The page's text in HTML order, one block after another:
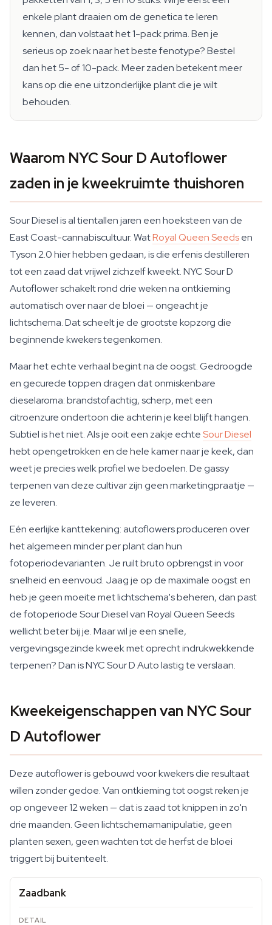
enkele plant draaien om de genetica te leren
kennen, dan volstaat het 1-pack prima. Ben je
serieus op zoek naar het beste fenotype? Bestel
dan het 5- of 10-pack. Meer zaden betekent meer
kans op die ene uitzonderlijke plant die je wilt
behouden.
Waarom NYC Sour D Autoflower
zaden in je kweekruimte thuishoren
Sour Diesel is al tientallen jaren een hoeksteen van de
East Coast-cannabiscultuur. WatRoyal Queen Seedsen
Tyson 2.0 hier hebben gedaan, is die erfenis destilleren
tot een zaad dat vrijwel zichzelf kweekt. NYC Sour D
Autoflower schakelt rond drie weken na ontkieming
automatisch over naar de bloei — ongeacht je
lichtschema. Dat scheelt je de grootste kopzorg die
beginnende kwekers tegenkomen.
Maar het echte verhaal begint na de oogst. Gedroogde
en gecurede toppen dragen dat onmiskenbare
dieselaroma: brandstofachtig, scherp, met een
citroenzure ondertoon die achterin je keel blijft hangen.
Subtiel is het niet. Als je ooit een zakje echteSour Diesel
hebt opengetrokken en de hele kamer naar je keek, dan
weet je precies welk profiel we bedoelen. De gassy
terpenen van deze cultivar zijn geen marketingpraatje —
ze leveren.
Eén eerlijke kanttekening: autoflowers produceren over
het algemeen minder per plant dan hun
fotoperiodevarianten. Je ruilt bruto opbrengst in voor
snelheid en eenvoud. Jaag je op de maximale oogst en
heb je geen moeite met lichtschema's beheren, dan past
de fotoperiode Sour Diesel van Royal Queen Seeds
wellicht beter bij je. Maar wil je een snelle,
vergevingsgezinde kweek met oprecht indrukwekkende
terpenen? Dan is NYC Sour D Auto lastig te verslaan.
Kweekeigenschappen van NYC Sour
D Autoflower
Deze autoflower is gebouwd voor kwekers die resultaat
willen zonder gedoe. Van ontkieming tot oogst reken je
op ongeveer 12 weken — dat is zaad tot knippen in zo'n
drie maanden. Geen lichtschemamanipulatie, geen
planten sexen, geen wachten tot de herfst de bloei
triggert bij buitenteelt.
Zaadbank